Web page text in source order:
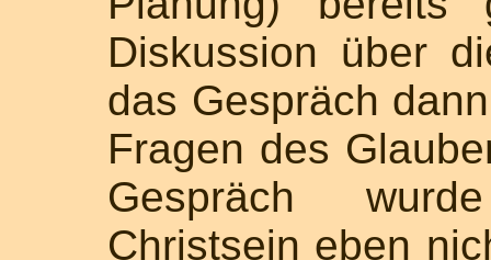
Diskussion über
das Gespräch
Fragen des
Gespräch
Christsein eben